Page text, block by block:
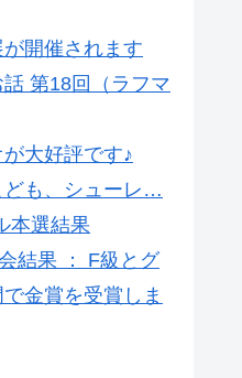
開催されます
第18回（ラフマ
大好評です♪
ども、シューレ…
本選結果
結果 ： F級とグ
金賞を受賞しま